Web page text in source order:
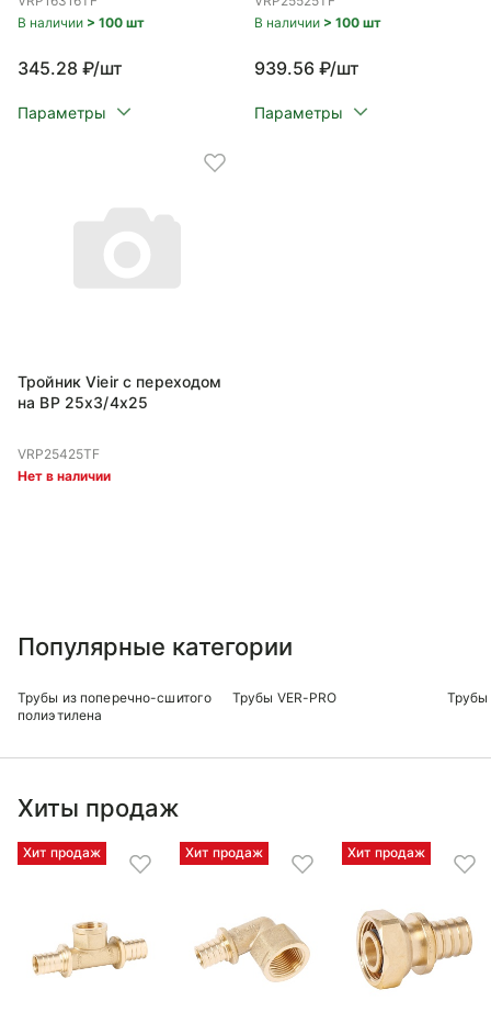
В наличии > 100 шт
345.28 ₽/шт
Параметры
В наличии > 100 шт
939.56 ₽/шт
Параметры
Тройник Vieir с переходом
на ВР 25x3/4x25
VRP25425TF
Нет в наличии
Популярные категории
Трубы из поперечно-сшитого
полиэтилена
Трубы VER-PRO Трубы
Хиты продаж
Хит продаж Хит продаж Хит продаж